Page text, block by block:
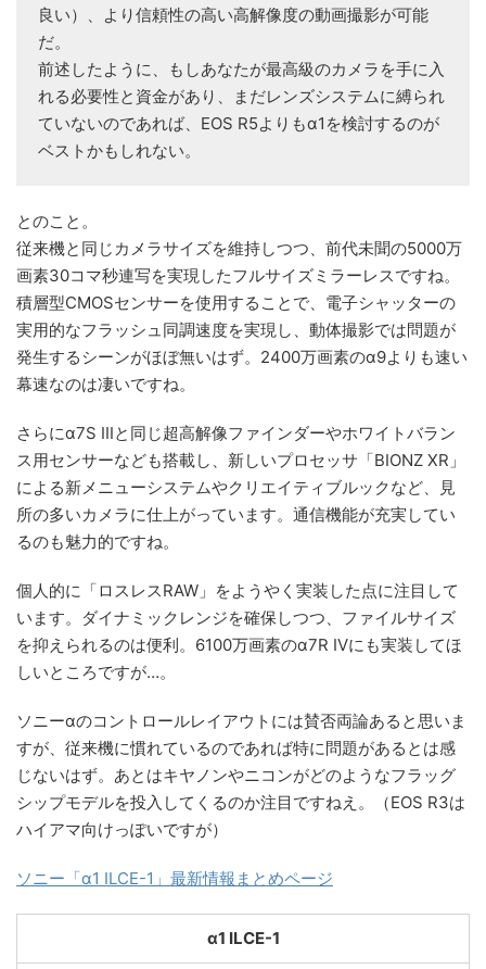
良い）、より信頼性の高い高解像度の動画撮影が可能
だ。
前述したように、もしあなたが最高級のカメラを手に入
れる必要性と資金があり、まだレンズシステムに縛られ
ていないのであれば、EOS R5よりもα1を検討するのが
ベストかもしれない。
とのこと。
従来機と同じカメラサイズを維持しつつ、前代未聞の5000万
画素30コマ秒連写を実現したフルサイズミラーレスですね。
積層型CMOSセンサーを使用することで、電子シャッターの
実用的なフラッシュ同調速度を実現し、動体撮影では問題が
発生するシーンがほぼ無いはず。2400万画素のα9よりも速い
幕速なのは凄いですね。
さらにα7S IIIと同じ超高解像ファインダーやホワイトバラン
ス用センサーなども搭載し、新しいプロセッサ「BIONZ XR」
による新メニューシステムやクリエイティブルックなど、見
所の多いカメラに仕上がっています。通信機能が充実してい
るのも魅力的ですね。
個人的に「ロスレスRAW」をようやく実装した点に注目して
います。ダイナミックレンジを確保しつつ、ファイルサイズ
を抑えられるのは便利。6100万画素のα7R IVにも実装してほ
しいところですが…。
ソニーαのコントロールレイアウトには賛否両論あると思いま
すが、従来機に慣れているのであれば特に問題があるとは感
じないはず。あとはキヤノンやニコンがどのようなフラッグ
シップモデルを投入してくるのか注目ですねえ。（EOS R3は
ハイアマ向けっぽいですが）
ソニー「α1 ILCE-1」最新情報まとめページ
α1 ILCE-1